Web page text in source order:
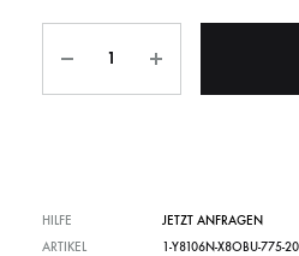
HILFE
JETZT ANFRAGEN
ARTIKEL
1-Y8106N-X8OBU-775-